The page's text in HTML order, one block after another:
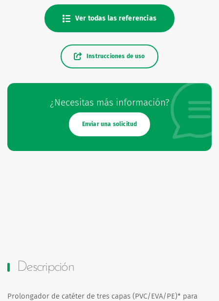
Ver todas las referencias
¿Necesitas más información?
Enviar una solicitud
Instrucciones de uso
Descripción
Prolongador de catéter de tres capas (PVC/EVA/PE)* para